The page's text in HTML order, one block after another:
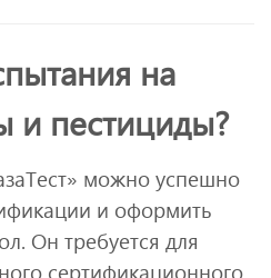
на
и пестициды?
можно успешно
и оформить
Он требуется для
сертификационного